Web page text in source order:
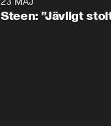
Steen: ”Jävligt